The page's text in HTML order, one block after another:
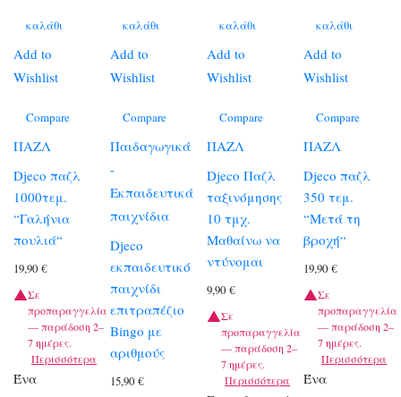
καλάθι
Add to
Wishlist
Compare
ΠΑΖΛ
Djeco παζλ
1000τεμ.
“Γαλήνια
πουλιά“
19,90 €
Σε
προπαραγγελία
— παράδοση 2–
7 ημέρες.
Περισσότερα
Ένα
καλάθι
Add to
Wishlist
Compare
Παιδαγωγικά
-
Εκπαιδευτικά
παιχνίδια
Djeco
εκπαιδευτικό
παιχνίδι
επιτραπέζιο
Bingo με
αριθμούς
15,90€
καλάθι
Add to
Wishlist
Compare
ΠΑΖΛ
Djeco Παζλ
ταξινόμησης
10 τμχ.
Μαθαίνω να
ντύνομαι
9,90€
Σε
προπαραγγελία
— παράδοση 2–
7 ημέρες.
Περισσότερα
καλάθι
Add to
Wishlist
Compare
ΠΑΖΛ
Djeco παζλ
350 τεμ.
“Μετά τη
βροχή“
19,90€
Σε
προπαραγγελία
— παράδοση 2–
7 ημέρες.
Περισσότερα
Ένα